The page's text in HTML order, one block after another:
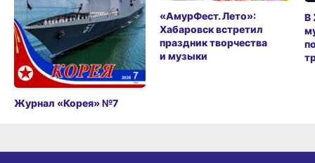
Журнал «Корея» №7
«АмурФест. Лето»:
Хабаровск встретил
праздник творчества
и музыки
В